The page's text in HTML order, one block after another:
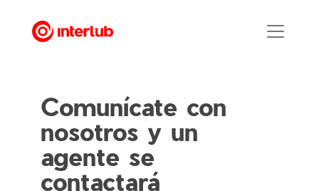
Comunícate con
nosotros y un
agente se
contactará